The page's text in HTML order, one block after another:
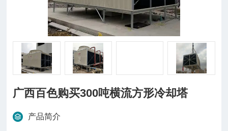
广西百色购买300吨横流方形冷却塔
产品简介